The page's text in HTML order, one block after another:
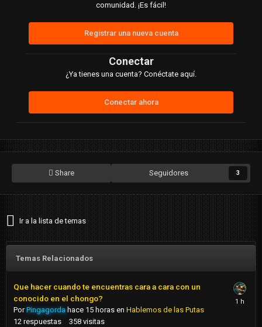
comunidad. ¡Es fácil!
Registrar una nueva cuenta
Conectar
¿Ya tienes una cuenta? Conéctate aquí.
Conectar ahora
Share Seguidores 3
Ir a la lista de temas
Temas Relacionados
Que hacer cuando te encuentras cara a cara con un
conocido en el chongo?
PorPingagorda hace 15 horas en Hablemos de las Putas
12 respuestas 358 visitas